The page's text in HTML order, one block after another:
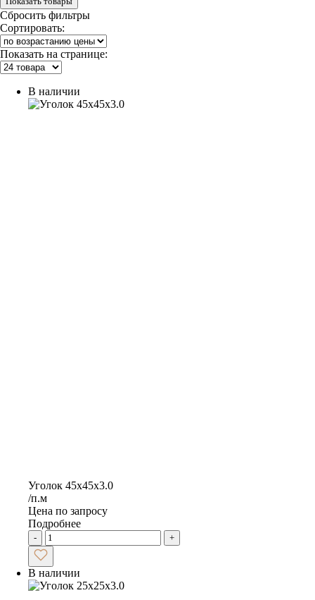
Сбросить фильтры
Сортировать:
Показать на странице:
В наличии
Уголок 45х45х3.0
/п.м
Цена по запросу
Подробнее
- +
В наличии